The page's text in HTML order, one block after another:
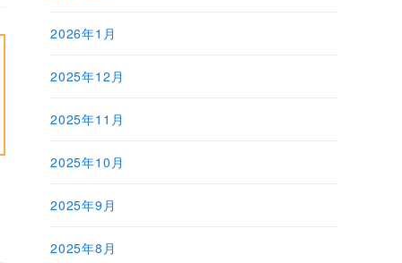
2026年1月
2025年12月
2025年11月
2025年10月
2025年9月
2025年8月